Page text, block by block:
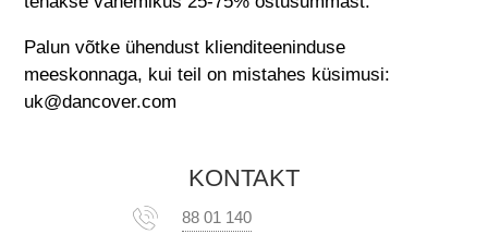
Palun võtke ühendust klienditeeninduse
meeskonnaga, kui teil on mistahes küsimusi:
uk@dancover.com
KONTAKT
88 01 140